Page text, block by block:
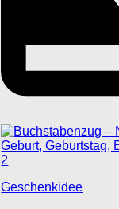
2
Geschenkidee